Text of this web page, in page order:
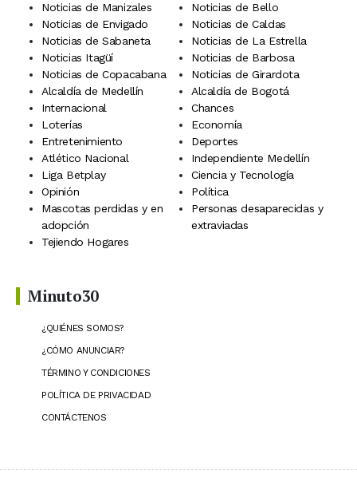
Noticias de Manizales
Noticias de Bello
Noticias de Envigado
Noticias de Caldas
Noticias de Sabaneta
Noticias de La Estrella
Noticias Itagüí
Noticias de Barbosa
Noticias de Copacabana
Noticias de Girardota
Alcaldía de Medellín
Alcaldía de Bogotá
Internacional
Chances
Loterías
Economía
Entretenimiento
Deportes
Atlético Nacional
Independiente Medellín
Liga Betplay
Ciencia y Tecnología
Opinión
Política
Mascotas perdidas y en
adopción
Personas desaparecidas y
extraviadas
Tejiendo Hogares
Minuto30
¿QUIÉNES SOMOS?
¿CÓMO ANUNCIAR?
TÉRMINO Y CONDICIONES
POLÍTICA DE PRIVACIDAD
CONTÁCTENOS